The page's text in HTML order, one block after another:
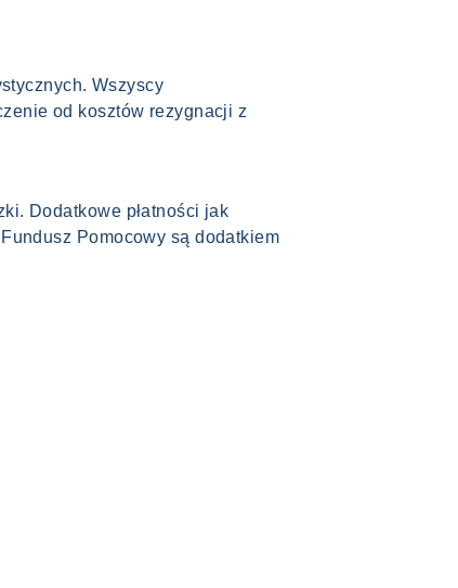
Wszyscy
od kosztów rezygnacji z
Dodatkowe płatności jak
Pomocowy są dodatkiem